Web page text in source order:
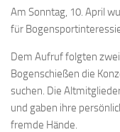
Am Sonntag, 10. April
für
Dem Aufruf folgten
Bogenschießen die
suchen. Die
und gaben ihre
fremde Hände.